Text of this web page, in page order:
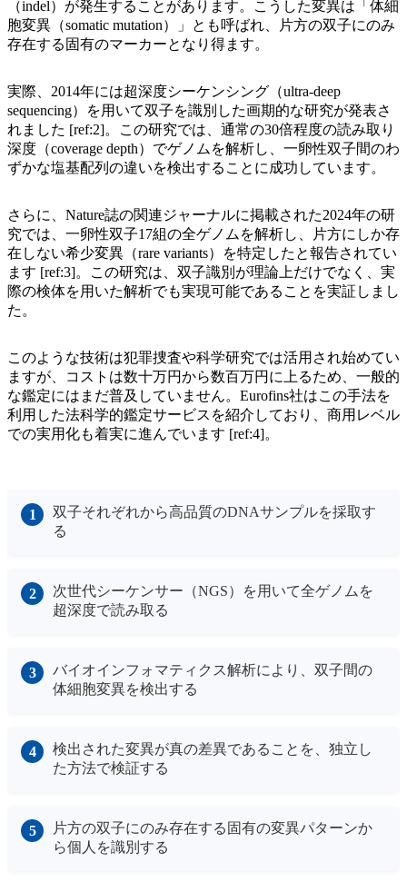
（indel）が発生することがあります。こうした変異は「体細
胞変異（somatic mutation）」とも呼ばれ、片方の双子にのみ
存在する固有のマーカーとなり得ます。
実際、2014年には超深度シーケンシング（ultra-deep
sequencing）を用いて双子を識別した画期的な研究が発表さ
れました [ref:2]。この研究では、通常の30倍程度の読み取り
深度（coverage depth）でゲノムを解析し、一卵性双子間のわ
ずかな塩基配列の違いを検出することに成功しています。
さらに、Nature誌の関連ジャーナルに掲載された2024年の研
究では、一卵性双子17組の全ゲノムを解析し、片方にしか存
在しない希少変異（rare variants）を特定したと報告されてい
ます [ref:3]。この研究は、双子識別が理論上だけでなく、実
際の検体を用いた解析でも実現可能であることを実証しまし
た。
このような技術は犯罪捜査や科学研究では活用され始めてい
ますが、コストは数十万円から数百万円に上るため、一般的
な鑑定にはまだ普及していません。Eurofins社はこの手法を
利用した法科学的鑑定サービスを紹介しており、商用レベル
での実用化も着実に進んでいます [ref:4]。
双子それぞれから高品質のDNAサンプルを採取す
る
次世代シーケンサー（NGS）を用いて全ゲノムを
超深度で読み取る
バイオインフォマティクス解析により、双子間の
体細胞変異を検出する
検出された変異が真の差異であることを、独立し
た方法で検証する
片方の双子にのみ存在する固有の変異パターンか
ら個人を識別する